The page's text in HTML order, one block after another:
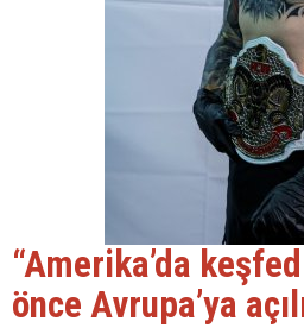
“Amerika’da
önce Avrupa’ya